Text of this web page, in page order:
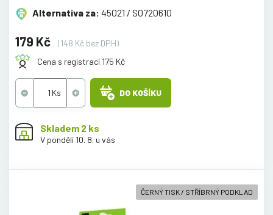
Alternativa za: 45021 / S0720610
179 Kč
(148 Kč bez DPH)
Cena s registrací 175 Kč
DO KOŠÍKU
Skladem 2 ks
V pondělí 10. 8. u vás
ČERNÝ TISK / STŘÍBRNÝ PODKLAD